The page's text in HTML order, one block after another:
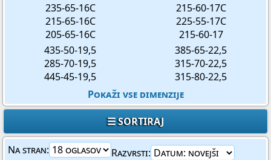
235-65-16C
215-65-16C
205-65-16C
215-60-17C
225-55-17C
215-60-17
435-50-19,5
285-70-19,5
445-45-19,5
385-65-22,5
315-70-22,5
315-80-22,5
Pokaži vse dimenzije
☰ SORTIRAJ
Na stran: Razvrsti: